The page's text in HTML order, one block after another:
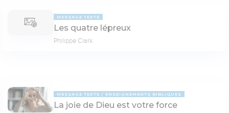
MESSAGE TEXTE
Les quatre lépreux
Philippe Clark
MESSAGE TEXTE ENSEIGNEMENTS BIBLIQUES
La joie de Dieu est votre force